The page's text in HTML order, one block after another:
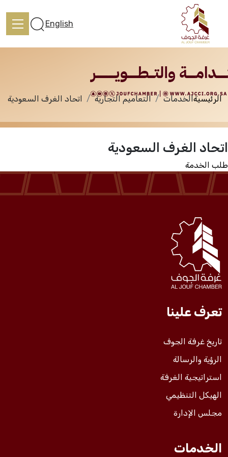
تعرف علينا
الخدمات
المركز الإعلامي
فعاليات الغرفة
فعاليات الجوف
مشاريع الغرفة
English
الخدمات
الرئيسيةالخدمات التعاميم التجارية اتحاد الغرف السعودية
اتحاد الغرف السعودية
طلب الخدمة
تعرف علينا
تاريخ غرفة الجوف
الرؤية والرسالة
استراتيجية الغرفة
الهيكل التنظيمي
مجلس الإدارة
الخدمات